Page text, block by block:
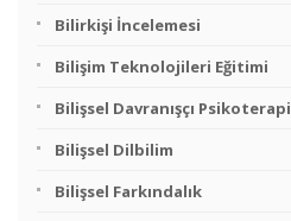
Bilirkişi İncelemesi
Bilişim Teknolojileri Eğitimi
Bilişsel Davranışçı Psikoterapi
Bilişsel Dilbilim
Bilişsel Farkındalık